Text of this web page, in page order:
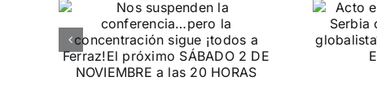
España y Serbia
contra el
separatismo
globalista